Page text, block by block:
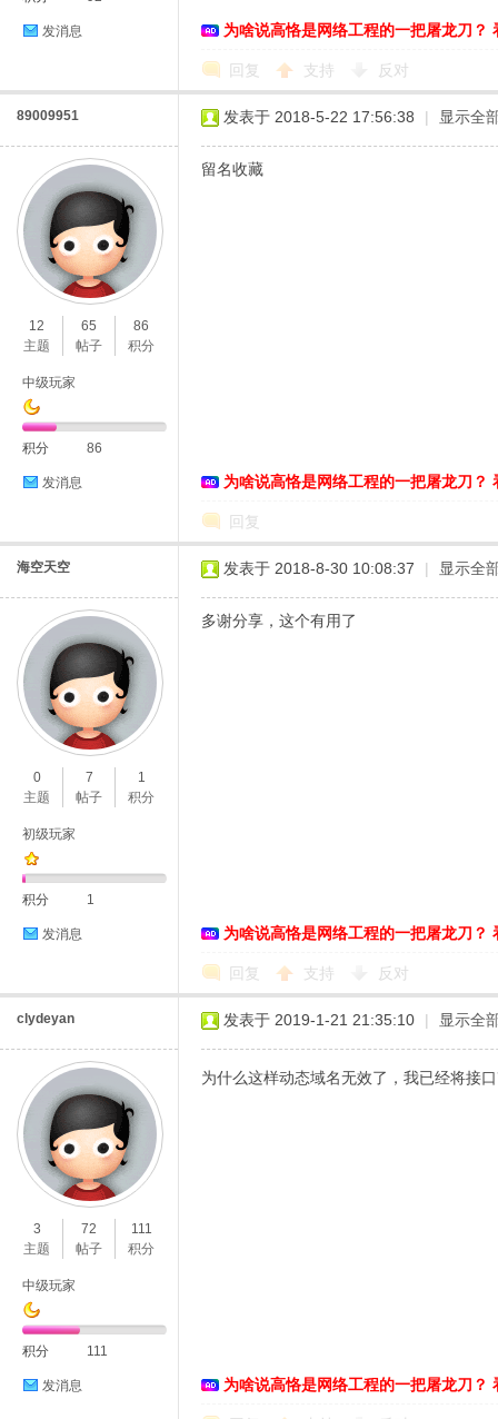
发消息 为啥说高恪是网络工程的一把屠龙刀？
回复 支持 反对
89009951
12
主题
65
帖子
86
积分
中级玩家
积分 86
发消息
发表于 2018-5-22 17:56:38 | 显示全
留名收藏
为啥说高恪是网络工程的一把屠龙刀？
回复
海空天空
0
主题
7
帖子
1
积分
初级玩家
积分 1
发消息
发表于 2018-8-30 10:08:37 | 显示全
多谢分享，这个有用了
为啥说高恪是网络工程的一把屠龙刀？
回复 支持 反对
clydeyan
3
主题
72
帖子
111
积分
中级玩家
积分 111
发消息
发表于 2019-1-21 21:35:10 | 显示全
为什么这样动态域名无效了，我已经将接
为啥说高恪是网络工程的一把屠龙刀？